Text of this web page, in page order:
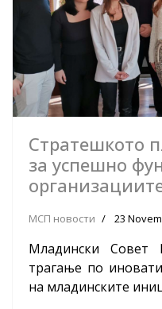
Стратешкото
за успешно
МСП новости 23
Младински Совет
трагање по
на младинските